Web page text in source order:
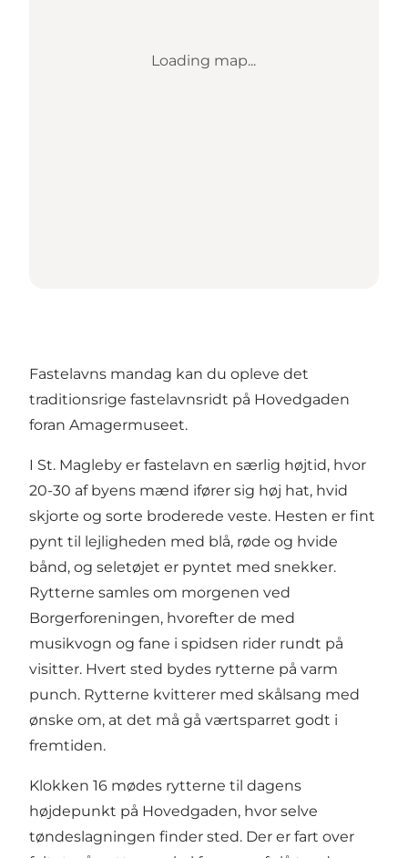
Loading map...
Fastelavns mandag kan du opleve det
traditionsrige fastelavnsridt på Hovedgaden
foran Amagermuseet.
I St. Magleby er fastelavn en særlig højtid, hvor
20-30 af byens mænd ifører sig høj hat, hvid
skjorte og sorte broderede veste. Hesten er fint
pynt til lejligheden med blå, røde og hvide
bånd, og seletøjet er pyntet med snekker.
Rytterne samles om morgenen ved
Borgerforeningen, hvorefter de med
musikvogn og fane i spidsen rider rundt på
visitter. Hvert sted bydes rytterne på varm
punch. Rytterne kvitterer med skålsang med
ønske om, at det må gå værtsparret godt i
fremtiden.
Klokken 16 mødes rytterne til dagens
højdepunkt på Hovedgaden, hvor selve
tøndeslagningen finder sted. Der er fart over